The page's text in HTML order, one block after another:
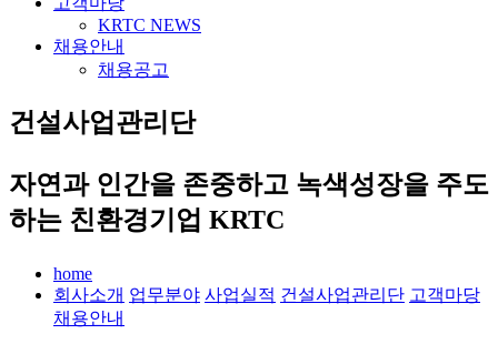
KRTC NEWS
채용안내
채용공고
건설사업관리단
자연과 인간을 존중하고 녹색성장을 주도
하는 친환경기업 KRTC
home
회사소개 업무분야 사업실적 건설사업관리단 고객마당
채용안내